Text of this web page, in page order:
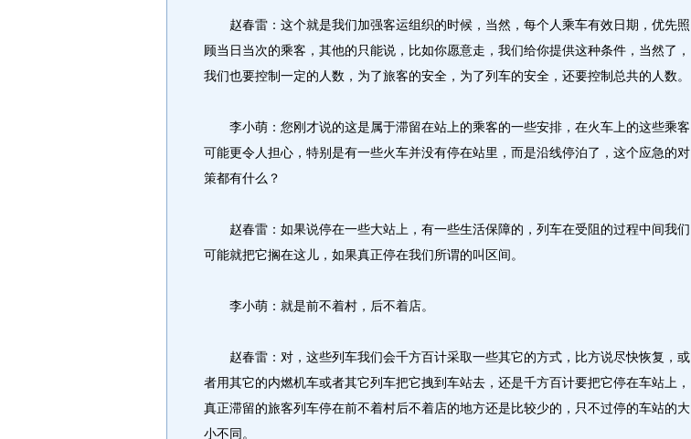
赵春雷：这个就是我们加强客运组织的时候，当然，每个人乘车有效日期，优先照
顾当日当次的乘客，其他的只能说，比如你愿意走，我们给你提供这种条件，当然了，
我们也要控制一定的人数，为了旅客的安全，为了列车的安全，还要控制总共的人数。
李小萌：您刚才说的这是属于滞留在站上的乘客的一些安排，在火车上的这些乘客
可能更令人担心，特别是有一些火车并没有停在站里，而是沿线停泊了，这个应急的对
策都有什么？
赵春雷：如果说停在一些大站上，有一些生活保障的，列车在受阻的过程中间我们
可能就把它搁在这儿，如果真正停在我们所谓的叫区间。
李小萌：就是前不着村，后不着店。
赵春雷：对，这些列车我们会千方百计采取一些其它的方式，比方说尽快恢复，或
者用其它的内燃机车或者其它列车把它拽到车站去，还是千方百计要把它停在车站上，
真正滞留的旅客列车停在前不着村后不着店的地方还是比较少的，只不过停的车站的大
小不同。